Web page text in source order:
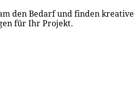
den Bedarf und finden kreative
für Ihr Projekt.